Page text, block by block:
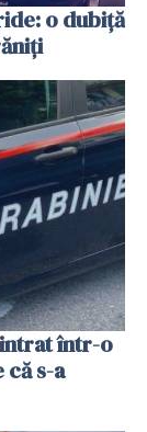
o dubiță
într-o
s-a